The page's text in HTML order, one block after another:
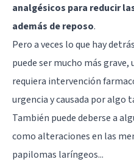
analgésicos para reducir
además de reposo.
Pero a veces lo que hay
puede ser mucho más grave,
requiera intervención
urgencia y causada por algo
También puede deberse a
como alteraciones en las
papilomas laríngeos...